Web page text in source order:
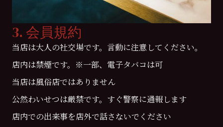
3. 会員規約
当店は大人の社交場です。言動に注意してください。
店内は禁煙です。※一部、電子タバコは可
当店は風俗店ではありません
公然わいせつは厳禁です。すぐ警察に通報します
店内での出来事を店外で話さないでください